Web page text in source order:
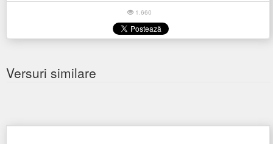
1.660
Versuri similare